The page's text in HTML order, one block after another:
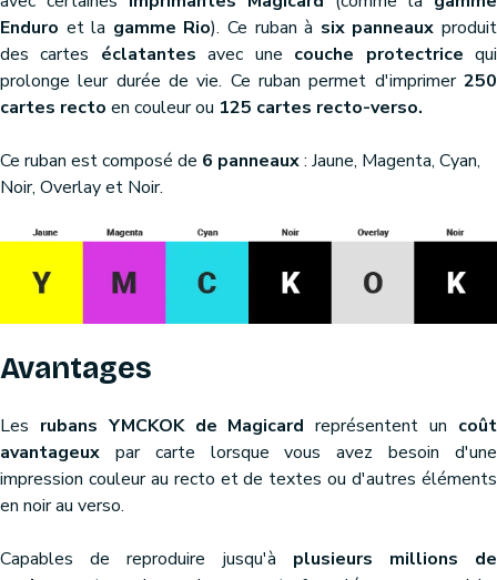
Enduro et la gamme Rio). Ce ruban à six panneaux produit
des cartes éclatantes avec une couche protectrice qui
prolonge leur durée de vie. Ce ruban permet d'imprimer250
cartes recto en couleur ou 125 cartes recto-verso.
Ce ruban est composé de 6 panneaux: Jaune, Magenta, Cyan,
Noir, Overlay et Noir.
Avantages
Les rubans YMCKOK de Magicard représentent un coût
avantageux par carte lorsque vous avez besoin d'une
impression couleur au recto et de textes ou d'autres éléments
en noir au verso.
Capables de reproduire jusqu'à plusieurs millions de